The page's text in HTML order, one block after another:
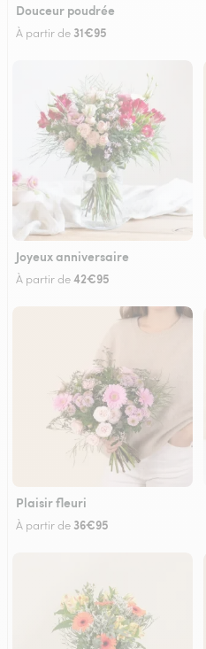
Douceur poudrée
À partir de 31€95
Joyeux anniversaire
À partir de42€95
Plaisir fleuri
À partir de 36€95